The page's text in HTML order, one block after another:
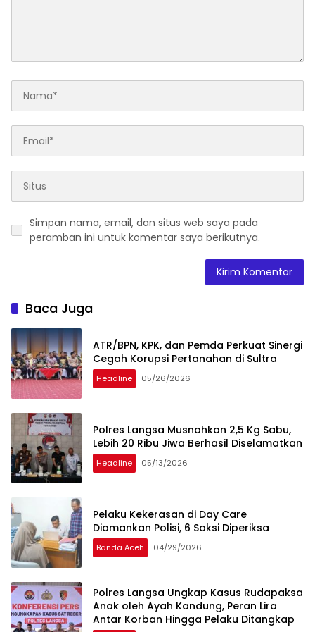
Simpan nama, email, dan situs web saya pada
peramban ini untuk komentar saya berikutnya.
Baca Juga
ATR/BPN, KPK, dan Pemda Perkuat Sinergi
Cegah Korupsi Pertanahan di Sultra
Headline 05/26/2026
Polres Langsa Musnahkan 2,5 Kg Sabu,
Lebih 20 Ribu Jiwa Berhasil Diselamatkan
Headline 05/13/2026
Pelaku Kekerasan di Day Care
Diamankan Polisi, 6 Saksi Diperiksa
Banda Aceh 04/29/2026
Polres Langsa Ungkap Kasus Rudapaksa
Anak oleh Ayah Kandung, Peran Lira
Antar Korban Hingga Pelaku Ditangkap